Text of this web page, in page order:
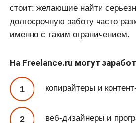
стоит: желающие найти
долгосрочную работу часто
именно с таким ограничением.
На Freelance.ru могут
копирайтеры и
веб-дизайнеры и